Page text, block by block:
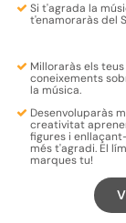
Si t'agrada la
t'enamoraràsdel
Milloraràs els teus
coneixements
la música.
Desenvoluparàs
creativitat
figuresi
més t'agradi. El
marques tu!